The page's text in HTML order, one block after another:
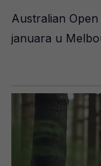
Australian
januara u